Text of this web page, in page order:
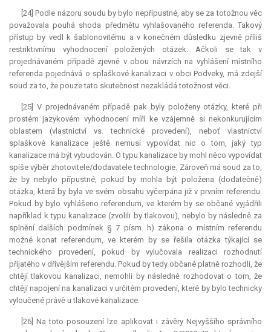
[24] Podle názoru soudu by bylo nepřípustné, aby se za totožnou věc
považovala pouhá shoda předmětu vyhlašovaného referenda. Takový
přístup by vedl k šablonovitému a v konečném důsledku zjevně příliš
restriktivnímu vyhodnocení položených otázek. Ačkoli se tak v
projednávaném případě zjevně v obou návrzích na vyhlášení místního
referenda pojednává o splaškové kanalizaci v obci Podveky, má zdejší
soud za to, že pouze tato skutečnost nezakládá totožnost věci.
[25] V projednávaném případě pak byly položeny otázky, které při
prostém jazykovém vyhodnocení míří ke vzájemně si nekonkurujícím
oblastem (vlastnictví vs. technické provedení), neboť vlastnictví
splaškové kanalizace ještě nemusí vypovídat nic o tom, jaký typ
kanalizace má být vybudován. O typu kanalizace by mohl něco vypovídat
spíše výběr zhotovitele/dodavatele technologie. Zároveň má soud za to,
že by nebylo přípustné, pokud by mohla být položena (dodatečně)
otázka, která by byla ve svém obsahu vyčerpána již v prvním referendu.
Pokud by bylo vyhlášenoreferendum, ve kterém by se občané vyjádřili
například k typu kanalizace (zvolili by tlakovou), nebylo by následně za
splnění dalších podmínek § 7 písm. h) zákona o místním referendu
možné konat referendum, ve kterém by se řešila otázka týkající se
technického provedení, pokud by vylučovala realizaci rozhodnutí
přijatého v dřívějším referendu. Pokud by tedy občané platně rozhodli, že
chtějí tlakovou kanalizaci, nemohli by následně rozhodovat o tom, že
chtějí napojení na kanalizaci v určitém provedení, které by bylo technicky
vyloučené právě u tlakové kanalizace.
[26] Na toto posouzení lze aplikovat i závěry Nejvyššího správního